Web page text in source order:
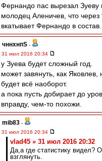
Фернандо пас вырезал Зуеву
молодец Аленичев, что через
вкатывает Фернандо в состав.
чннхнпS -
31 июл 2016 20:34
у Зуева будет сложный год.
может завянуть, как Яковлев,
будет всё наоборот.
а пока пусть добирает до
вправду, чем-то похожи.
mib83 -
31 июл 2016 20:34
vlad45 » 31 июл 2016 20:32
Да,а где статистику видел?
взглянуть.